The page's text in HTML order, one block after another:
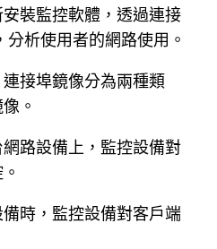
裝監控軟體，透過連接
析使用者的網路使用。
接埠鏡像分為兩種類
。
路設備上，監控設備對
時，監控設備對客戶端